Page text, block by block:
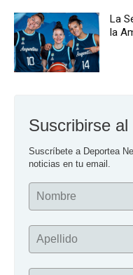
La
la
Suscribirse
Suscríbete a Deportea
noticias en tu email.
Nombre
Apellido